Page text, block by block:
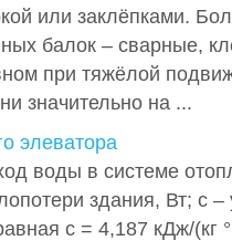
или заклёпками.
балок – сварные,
при тяжёлой
значительно на ...
элеватора
воды в системе
здания, Вт; с –
с = 4,187 кДж/(кг